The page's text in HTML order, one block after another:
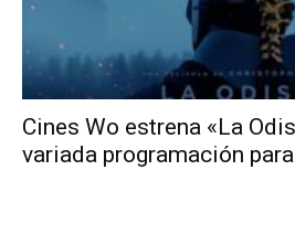
Cines Wo estrena «La
variada programación